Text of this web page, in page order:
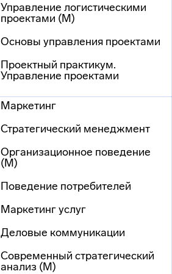
Управление логистическими
проектами (М)
Основы управления проектами
Проектный практикум.
Управление проектами
Маркетинг
Стратегический менеджмент
Организационное поведение
(М)
Поведение потребителей
Маркетинг услуг
Деловые коммуникации
Современный стратегический
анализ (М)